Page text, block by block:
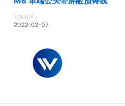
发布时间：
2022-02-07